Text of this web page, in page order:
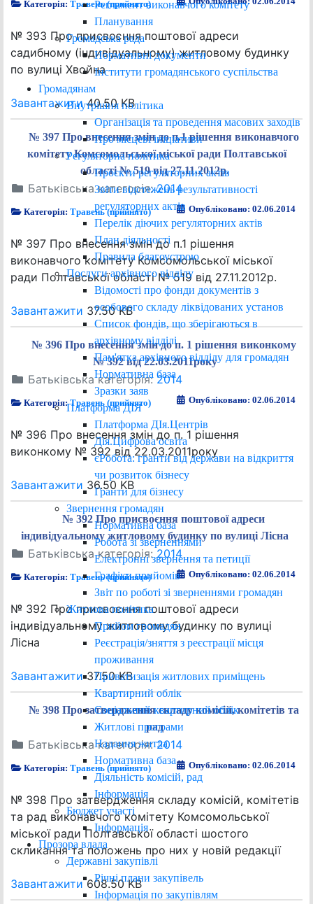
Регламент виконавчого комітету
Планування
Громадська рада
Нормативні документи
Інститути громадянського суспільства
Громадянам
Внутрішня політика
Організація та проведення масових заходів
Про місцеві ініціативи
Регуляторна політика
Проєкти регуляторних актів
Звіти відстежень результативності
регуляторних актів
Перелік діючих регуляторних актів
План діяльності
Правила благоустрою
Послуги архівного відділу
Відомості про фонди документів з
особового складу ліквідованих установ
Список фондів, що зберігаються в
архівному відділі
Пам'ятка архівного відділу для громадян
Нормативна база
Зразки заяв
Платформа ДІЯ
Платформа ДІя.Центрів
Дія.Цифрова освіта
єРобота: гранти від держави на відкриття
чи розвиток бізнесу
Гранти для бізнесу
Звернення громадян
Нормативна база
Робота зі зверненнями
Електронні звернення та петиції
Графіки прийомів
Звіт по роботі зі зверненнями громадян
Житлова політика
Прийом громадян
Реєстрація/зняття з реєстрації місця
проживання
Приватизація житлових приміщень
Квартирний облік
Соціальний квартирний облік
Житлові програми
Надання житла
Нормативна база
Діяльність комісій, рад
Інформація
Бюджет участі
Інформація
Прозора влада
Державні закупівлі
Річні плани закупівель
Інформація по закупівлям
Категорія:Травень (прийнято)
№ 393 Про присвоєння поштової адреси
садибному (індивідуальному) житловому будинку
по вулиці Хвойна
Завантажити40.50 KB
№ 397 Про внесення змін до п.1 рішення виконавчого
комітету Комсомольської міської ради Полтавської
області № 519 від 27.11.2012р.
Батьківська категорія:2014
Категорія:Травень (прийнято) Опубліковано: 02.06.2014
№ 397 Про внесення змін до п.1 рішення
виконавчого комітету Комсомольської міської
ради Полтавської області № 519 від 27.11.2012р.
Завантажити 37.50 KB
№ 396 Про внесення змін до п. 1 рішення виконкому
№ 392 від 22.03.2011року
Батьківська категорія: 2014
Категорія:Травень (прийнято) Опубліковано: 02.06.2014
№ 396 Про внесення змін до п. 1 рішення
виконкому № 392 від 22.03.2011року
Завантажити 36.50 KB
№ 392 Про присвоєння поштової адреси
індивідуальному житловому будинку по вулиці Лісна
Батьківська категорія:2014
Категорія:Травень (прийнято) Опубліковано: 02.06.2014
№ 392 Про присвоєння поштової адреси
індивідуальному житловому будинку по вулиці
Лісна
Завантажити37.50 KB
№ 398 Про затвердження складу комісій, комітетів та
рад
Батьківська категорія:2014
Категорія:Травень (прийнято) Опубліковано: 02.06.2014
№ 398 Про затвердження складу комісій, комітетів
та рад виконавчого комітету Комсомольської
міської ради Полтавської області шостого
скликання та положень про них у новій редакції
Завантажити608.50 KB